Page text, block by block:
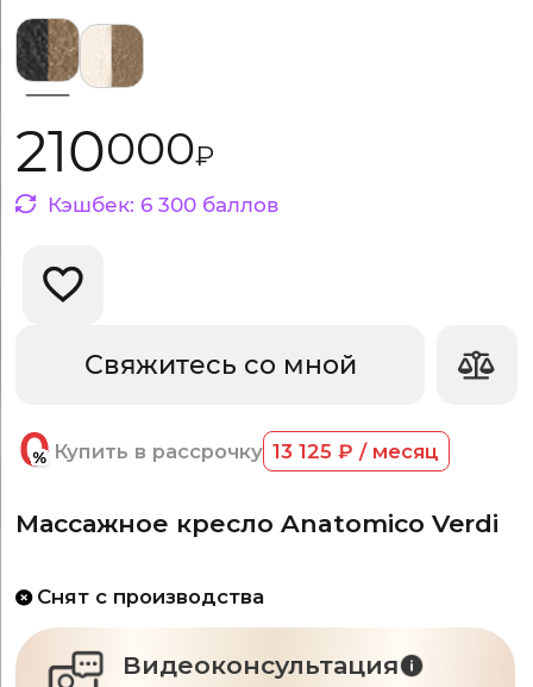
Массажное кресло Anatomico Verdi
Снят с производства
Видеоконсультация
Выбрать цвет:
210000₽
Кэшбек: 6 300 баллов
Свяжитесь со мной
Добавить в избранное
Купить в рассрочку 13 125 ₽ / месяц